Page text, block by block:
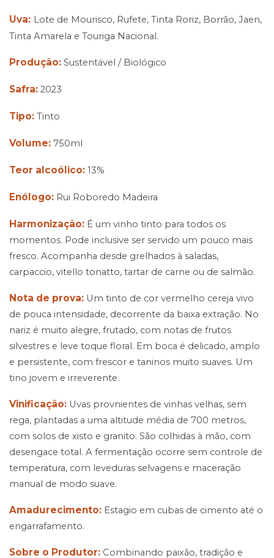
Uva: Lote de Mourisco, Rufete, Tinta Roriz, Borrão, Jaen,
Tinta Amarela e Touriga Nacional.
Produção: Sustentável / Biológico
Safra: 2023
Tipo: Tinto
Volume: 750ml
Teor alcoólico: 13%
Enólogo: Rui Roboredo Madeira
Harmonização: É um vinho tinto para todos os
momentos. Pode inclusive ser servido um pouco mais
fresco. Acompanha desde grelhados à saladas,
carpaccio, vitello tonatto, tartar de carne ou de salmão.
Nota de prova: Um tinto de cor vermelho cereja vivo
de pouca intensidade, decorrente da baixa extração. No
nariz é muito alegre, frutado, com notas de frutos
silvestres e leve toque floral. Em boca é delicado, amplo
e persistente, com frescor e taninos muito suaves. Um
tino jovem e irreverente.
Vinificação: Uvas provnientes de vinhas velhas, sem
rega, plantadas a uma altitude média de 700 metros,
com solos de xisto e granito. São colhidas à mão, com
desengace total. A fermentação ocorre sem controle de
temperatura, com leveduras selvagens e maceração
manual de modo suave.
Amadurecimento: Estagio em cubas de cimento até o
engarrafamento.
Sobre o Produtor: Combinando paixão, tradição e